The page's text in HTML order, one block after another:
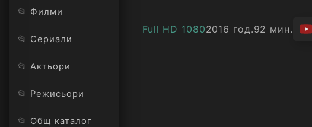
📂 Филми
📂 Сериали
📂 Актьори
📂 Режисьори
📂 Общ каталог
Full HD 10802016 год.92 мин.